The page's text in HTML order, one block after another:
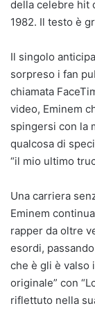
della celebre hit
1982. Il testo è
Il singolo
sorpreso i fan
chiamata
video, Eminem
spingersi con la
qualcosa di
“il mio ultimo
Una carriera
Eminem
rapper da oltre
esordi,
che è gli è valso
originale” con
riflettuto nella